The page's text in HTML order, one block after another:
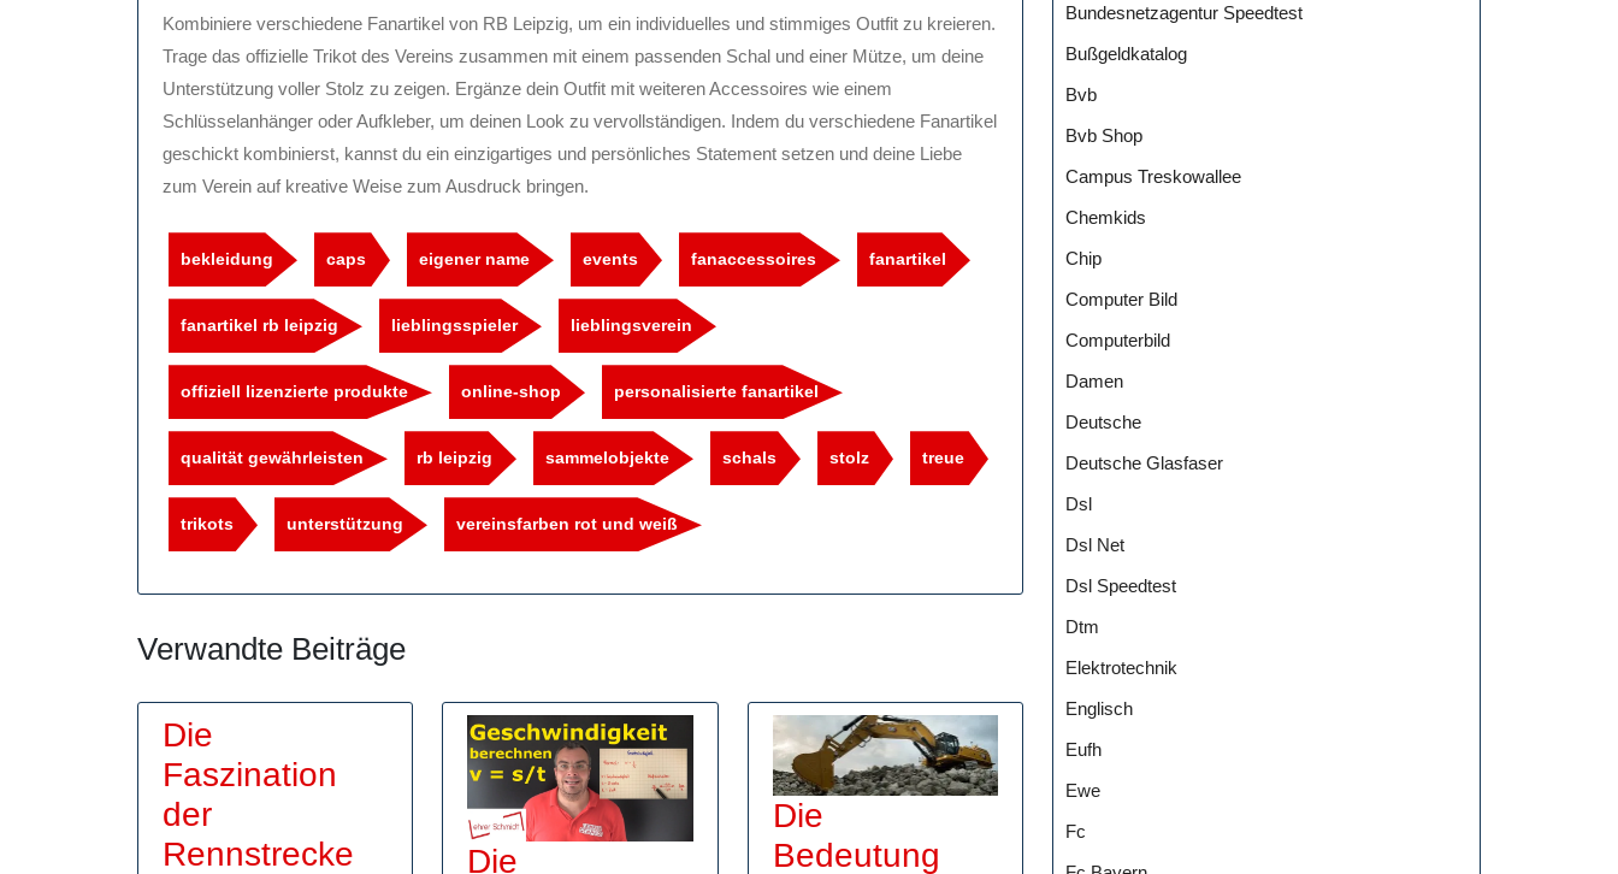
Kombiniere verschiedene Fanartikel von RB Leipzig, um ein individuelles und stimmiges Outfit zu kreieren.
Trage das offizielle Trikot des Vereins zusammen mit einem passenden Schal und einer Mütze, um deine
Unterstützung voller Stolz zu zeigen. Ergänze dein Outfit mit weiteren Accessoires wie einem
Schlüsselanhänger oder Aufkleber, um deinen Look zu vervollständigen. Indem du verschiedene Fanartikel
geschickt kombinierst, kannst du ein einzigartiges und persönliches Statement setzen und deine Liebe
zum Verein auf kreative Weise zum Ausdruck bringen.
bekleidung caps eigener name events fanaccessoires fanartikel
fanartikel rb leipzig lieblingsspieler lieblingsverein
offiziell lizenzierte produkte online-shop personalisierte fanartikel
qualität gewährleisten rb leipzig sammelobjekte schals stolz treue
trikots unterstützung vereinsfarben rot und weiß
Verwandte Beiträge
Die
Faszination
der
Rennstrecke
Die
Die
Bedeutung
Bundesnetzagentur Speedtest
Bußgeldkatalog
Bvb
Bvb Shop
Campus Treskowallee
Chemkids
Chip
Computer Bild
Computerbild
Damen
Deutsche
Deutsche Glasfaser
Dsl
Dsl Net
Dsl Speedtest
Dtm
Elektrotechnik
Englisch
Eufh
Ewe
Fc